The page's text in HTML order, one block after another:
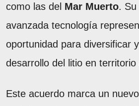
como las del Mar Muerto. Su
avanzada tecnología
oportunidad para diversificar
desarrollo del litio en territorio
Este acuerdo marca un